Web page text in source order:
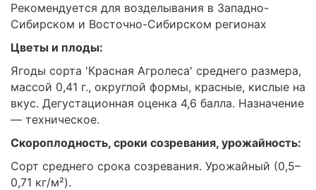
Рекомендуется для возделывания в Западно-
Сибирском и Восточно-Сибирском регионах
Цветы и плоды:
Ягоды сорта 'Красная Агролеса' среднего размера,
массой 0,41 г., округлой формы, красные, кислые на
вкус. Дегустационная оценка 4,6 балла. Назначение
— техническое.
Скороплодность, сроки созревания, урожайность:
Сорт среднего срока созревания. Урожайный (0,5–
0,71 кг/м²).